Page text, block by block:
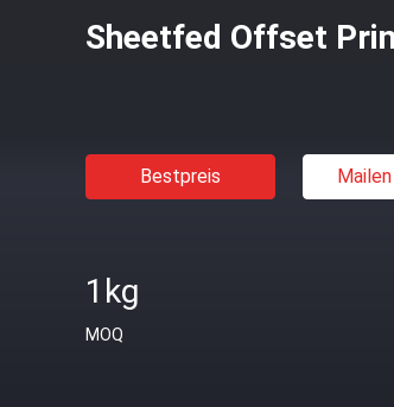
Sheetfed Offset
Bestpreis
1kg
MOQ